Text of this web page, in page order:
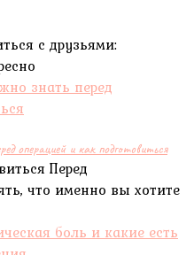
с друзьями:
операцией и как подготовиться
Перед
что именно вы хотите